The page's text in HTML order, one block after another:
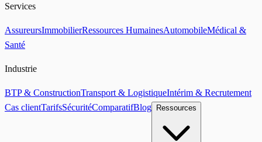
Services
AssureursImmobilierRessources HumainesAutomobileMédical &
Santé
Industrie
BTP & ConstructionTransport & LogistiqueIntérim & Recrutement
Cas clientTarifsSécuritéComparatifBlog Ressources